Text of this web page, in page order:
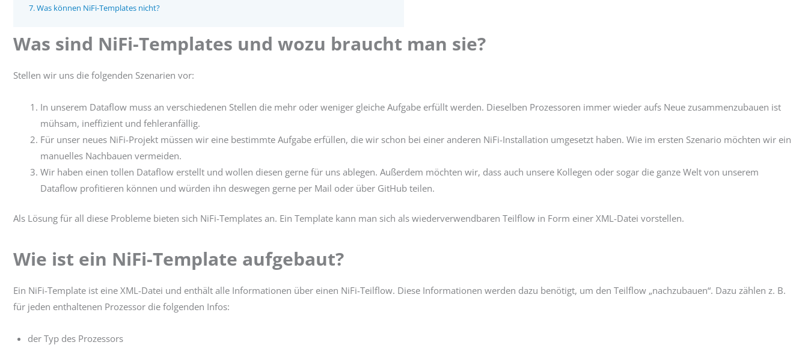
Was können NiFi-Templates nicht?
Was sind NiFi-Templates und wozu braucht man sie?
Stellen wir uns die folgenden Szenarien vor:
In unserem Dataflow muss an verschiedenen Stellen die mehr oder weniger gleiche Aufgabe erfüllt werden. Dieselben Prozessoren immer wieder aufs Neue zusammenzubauen ist
mühsam, ineffizient und fehleranfällig.
Für unser neues NiFi-Projekt müssen wir eine bestimmte Aufgabe erfüllen, die wir schon bei einer anderen NiFi-Installation umgesetzt haben. Wie im ersten Szenario möchten wir ein
manuelles Nachbauen vermeiden.
Wir haben einen tollen Dataflow erstellt und wollen diesen gerne für uns ablegen. Außerdem möchten wir, dass auch unsere Kollegen oder sogar die ganze Welt von unserem
Dataflow profitieren können und würden ihn deswegen gerne per Mail oder über GitHub teilen.
Als Lösung für all diese Probleme bieten sich NiFi-Templates an. Ein Template kann man sich als wiederverwendbaren Teilflow in Form einer XML-Datei vorstellen.
Wie ist ein NiFi-Template aufgebaut?
Ein NiFi-Template ist eine XML-Datei und enthält alle Informationen über einen NiFi-Teilflow. Diese Informationen werden dazu benötigt, um den Teilflow „nachzubauen“. Dazu zählen z. B.
für jeden enthaltenen Prozessor die folgenden Infos:
der Typ des Prozessors